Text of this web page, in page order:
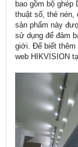
bao gồm bộ
thuật số, thẻ nén,
sản phẩm này
sử dụng để đảm
giới. Để biết thêm
web HIKVISION